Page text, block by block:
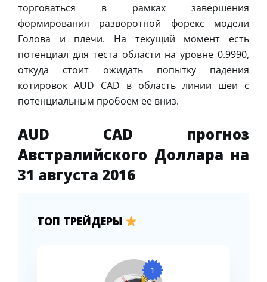
торговаться в рамках завершения
формирования разворотной форекс модели
Голова и плечи. На текущий момент есть
потенциал для теста области на уровне 0.9990,
откуда стоит ожидать попытку падения
котировок AUD CAD в область линии шеи с
потенциальным пробоем ее вниз.
AUD CAD прогноз
Австралийского Доллара на
31 августа 2016
ТОП ТРЕЙДЕРЫ
1